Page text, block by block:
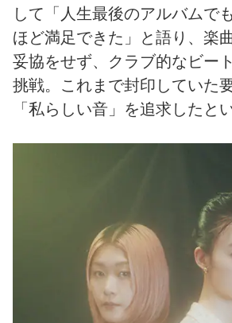
して「人生最後のアルバムで
ほど満足できた」と語り、楽
妥協をせず、クラブ的なビー
挑戦。これまで封印していた
「私らしい音」を追求したと